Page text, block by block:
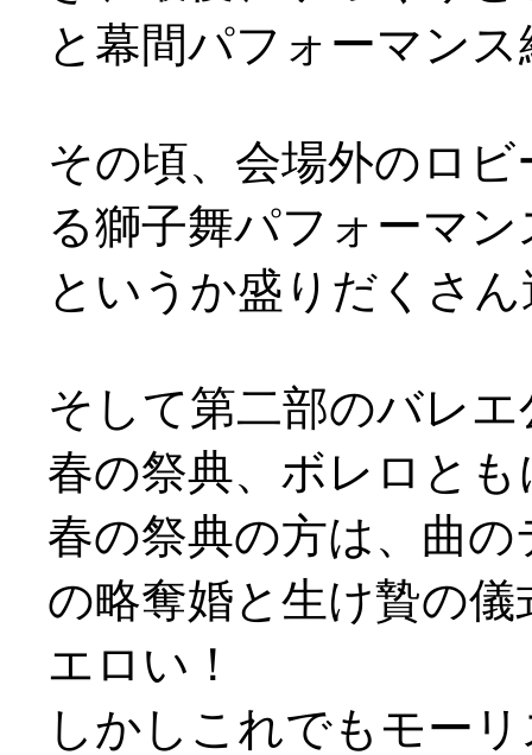
と幕間パフォーマン
その頃、会場外のロ
る獅子舞パフォーマ
というか盛りだくさ
そして第二部のバレエ
春の祭典、ボレロと
春の祭典の方は、曲
の略奪婚と生け贄の
エロい！
しかしこれでもモー